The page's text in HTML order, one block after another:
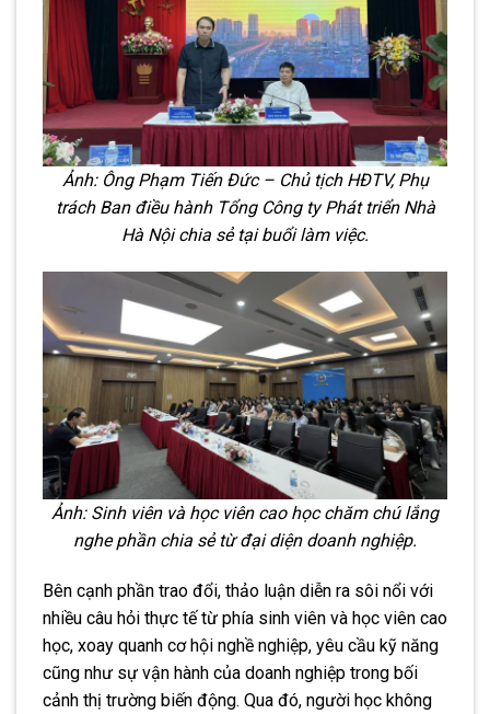
Ảnh: Ông Phạm Tiến Đức – Chủ tịch HĐTV, Phụ
trách Ban điều hành Tổng Công ty Phát triển Nhà
Hà Nội chia sẻ tại buổi làm việc.
Ảnh: Sinh viên và học viên cao học chăm chú lắng
nghe phần chia sẻ từ đại diện doanh nghiệp.
Bên cạnh phần trao đổi, thảo luận diễn ra sôi nổi với
nhiều câu hỏi thực tế từ phía sinh viên và học viên cao
học, xoay quanh cơ hội nghề nghiệp, yêu cầu kỹ năng
cũng như sự vận hành của doanh nghiệp trong bối
cảnh thị trường biến động. Qua đó, người học không